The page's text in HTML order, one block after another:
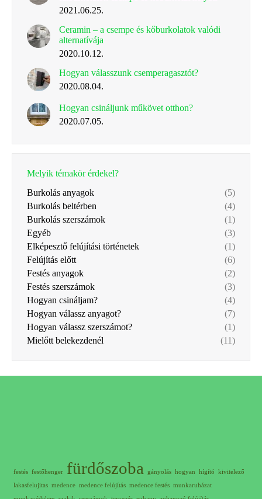
2021.06.25.
Ceramin – a csempe és kőburkolatok valódi
alternatívája
2020.10.12.
Hogyan válasszunk csemperagasztót?
2020.08.04.
Hogyan csináljunk műkövet otthon?
2020.07.05.
Melyik témakör érdekel?
Burkolás anyagok
(5)
Burkolás beltérben
(4)
Burkolás szerszámok
(1)
Egyéb
(3)
Elképesztő felújítási történetek
(1)
Felújítás előtt
(6)
Festés anyagok
(2)
Festés szerszámok
(3)
Hogyan csináljam?
(4)
Hogyan válassz anyagot?
(7)
Hogyan válassz szerszámot?
(1)
Mielőtt belekezdenél
(11)
festés festőhenger fürdőszoba gányolás hogyan hígító kivitelező
lakasfelujitas medence medence felújítás medence festés munkaruházat